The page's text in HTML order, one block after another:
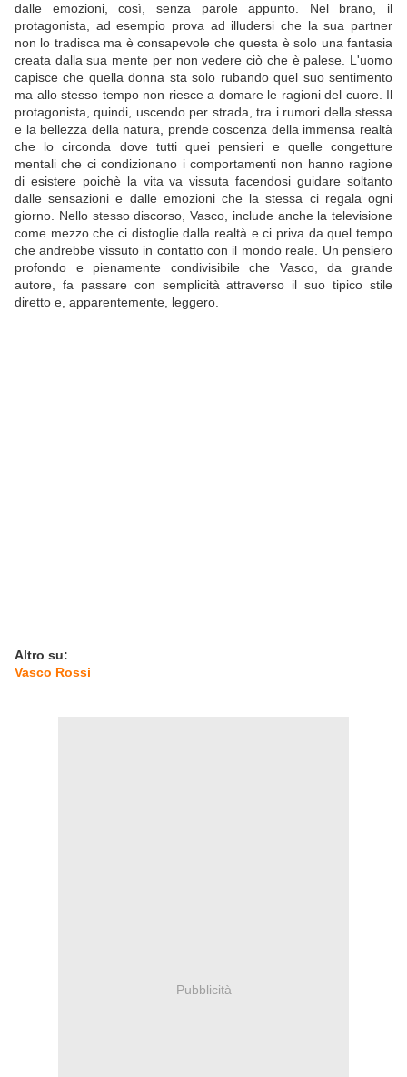
dalle emozioni, così, senza parole appunto. Nel brano, il
protagonista, ad esempio prova ad illudersi che la sua partner
non lo tradisca ma è consapevole che questa è solo una fantasia
creata dalla sua mente per non vedere ciò che è palese. L'uomo
capisce che quella donna sta solo rubando quel suo sentimento
ma allo stesso tempo non riesce a domare le ragioni del cuore. Il
protagonista, quindi, uscendo per strada, tra i rumori della stessa
e la bellezza della natura, prende coscenza della immensa realtà
che lo circonda dove tutti quei pensieri e quelle congetture
mentali che ci condizionano i comportamenti non hanno ragione
di esistere poichè la vita va vissuta facendosi guidare soltanto
dalle sensazioni e dalle emozioni che la stessa ci regala ogni
giorno. Nello stesso discorso, Vasco, include anche la televisione
come mezzo che ci distoglie dalla realtà e ci priva da quel tempo
che andrebbe vissuto in contatto con il mondo reale. Un pensiero
profondo e pienamente condivisibile che Vasco, da grande
autore, fa passare con semplicità attraverso il suo tipico stile
diretto e, apparentemente, leggero.
Altro su:
Vasco Rossi
Pubblicità